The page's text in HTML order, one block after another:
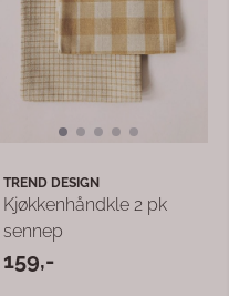
TREND DESIGN
Kjøkkenhåndkle 2 pk
sennep
159,-